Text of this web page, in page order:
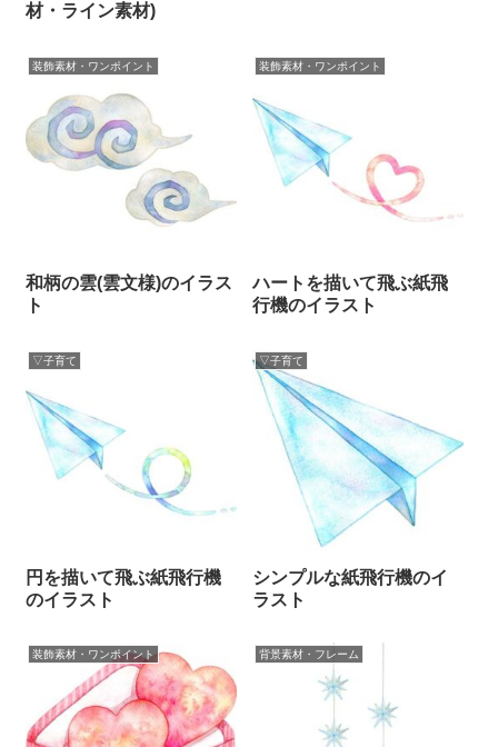
材・ライン素材)
装飾素材・ワンポイント
和柄の雲(雲文様)のイラス
ト
装飾素材・ワンポイント
ハートを描いて飛ぶ紙飛
行機のイラスト
▽子育て
円を描いて飛ぶ紙飛行機
のイラスト
▽子育て
シンプルな紙飛行機のイ
ラスト
装飾素材・ワンポイント 背景素材・フレーム